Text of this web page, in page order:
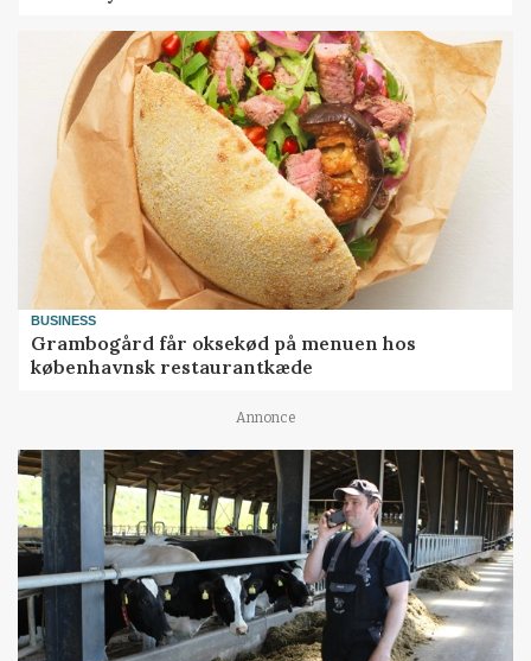
BUSINESS
Grambogård får oksekød på menuen hos
københavnsk restaurantkæde
Annonce